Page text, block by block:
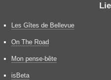
Les Gîtes de Bellevue
On The Road
Mon pense-bête
isBeta